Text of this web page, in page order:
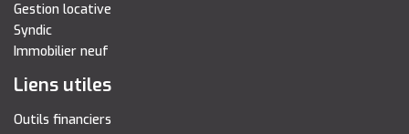
Gestion locative
Syndic
Immobilier neuf
Liens utiles
Outils financiers